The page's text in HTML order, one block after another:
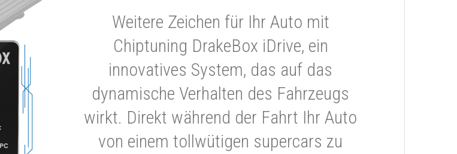
Weitere Zeichen für Ihr Auto mit
Chiptuning DrakeBox iDrive, ein
innovatives System, das auf das
dynamische Verhalten des Fahrzeugs
wirkt. Direkt während der Fahrt Ihr Auto
von einem tollwütigen supercars zu